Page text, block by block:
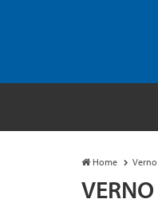
Home